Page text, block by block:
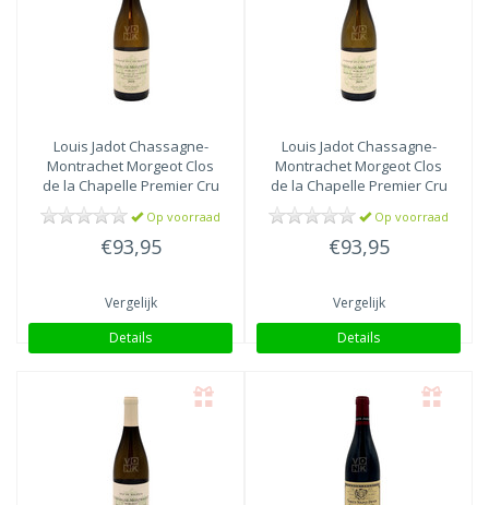
Louis JadotChassagne-
Montrachet Morgeot Clos
de la Chapelle Premier Cru
2018
Op voorraad
€93,95
Vergelijk
Details
Louis JadotChassagne-
Montrachet Morgeot Clos
de la Chapelle Premier Cru
2019
Op voorraad
€93,95
Vergelijk
Details